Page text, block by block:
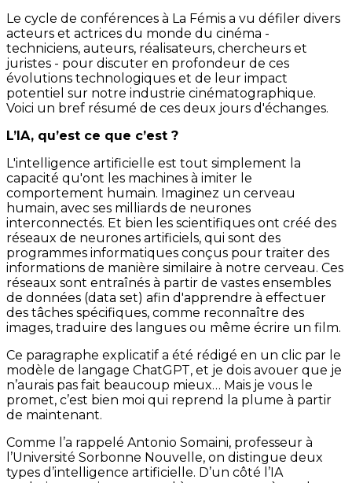
Le cycle de conférences à La Fémis a vu défiler divers
acteurs et actrices du monde du cinéma -
techniciens, auteurs, réalisateurs, chercheurs et
juristes - pour discuter en profondeur de ces
évolutions technologiques et de leur impact
potentiel sur notre industrie cinématographique.
Voici un bref résumé de ces deux jours d'échanges.
L’IA, qu’est ce que c’est ?
L'intelligence artificielle est tout simplement la
capacité qu'ont les machines à imiter le
comportement humain. Imaginez un cerveau
humain, avec ses milliards de neurones
interconnectés. Et bien les scientifiques ont créé des
réseaux de neurones artificiels, qui sont des
programmes informatiques conçus pour traiter des
informations de manière similaire à notre cerveau. Ces
réseaux sont entraînés à partir de vastes ensembles
de données (data set) afin d'apprendre à effectuer
des tâches spécifiques, comme reconnaître des
images, traduire des langues ou même écrire un film.
Ce paragraphe explicatif a été rédigé en un clic par le
modèle de langage ChatGPT, et je dois avouer que je
n’aurais pas fait beaucoup mieux… Mais je vous le
promet, c’est bien moi qui reprend la plume à partir
de maintenant.
Comme l’a rappelé Antonio Somaini, professeur à
l’Université Sorbonne Nouvelle, on distingue deux
types d’intelligence artificielle. D’un côté l’IA